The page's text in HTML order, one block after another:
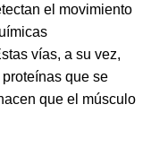
el movimiento
vías, a su vez,
que se
que el músculo